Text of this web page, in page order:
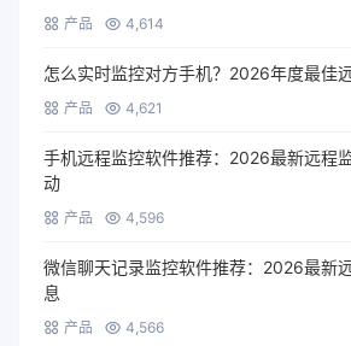
产品 4,614
怎么实时监控对方手机？2026年度最佳
产品 4,621
手机远程监控软件推荐：2026最新远程
动
产品 4,596
微信聊天记录监控软件推荐：2026最新
息
产品 4,566